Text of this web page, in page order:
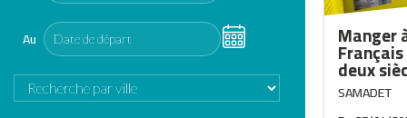
Au Manger
deux
SAMADET